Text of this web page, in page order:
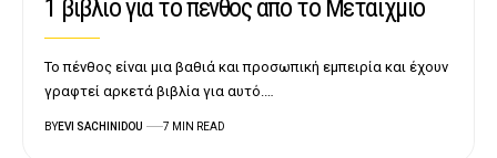
1 βιβλίο για το πένθος από το Μεταίχμιο
Το πένθος είναι μια βαθιά και προσωπική εμπειρία και έχουν
γραφτεί αρκετά βιβλία για αυτό.…
BYEVI SACHINIDOU 7 MIN READ